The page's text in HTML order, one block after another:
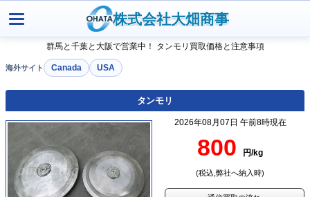
株式会社大畑商事
群馬と千葉と大阪で営業中！ タンモリ買取価格と注意事項
Canada USA
タンモリ
2026年08月07日 午前8時現在
800 円/kg
(税込,弊社へ納入時)